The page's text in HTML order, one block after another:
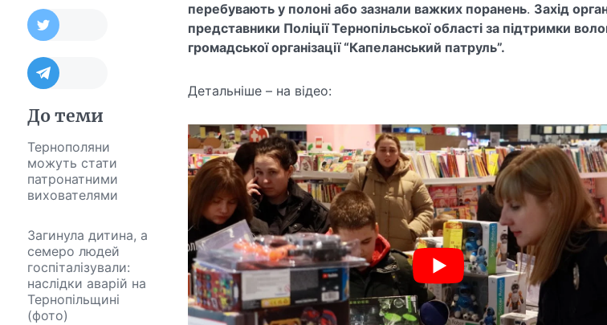
До теми
Тернополяни
можуть стати
патронатними
вихователями
Загинула дитина, а
семеро людей
госпіталізували:
наслідки аварій на
Тернопільщині
(фото)
перебувають у полоні або зазнали важких поранень. Захід
представники Поліції Тернопільської області за підтримки
громадської організації “Капеланський патруль”.
Детальніше – на відео: